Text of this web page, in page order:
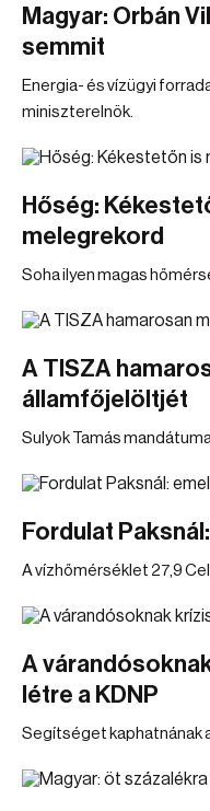
Magyar: Orbán
semmit
Energia- és vízügyi
miniszterelnök.
Hőség:
melegrekord
Soha ilyen magas
A TISZA
államfőjelöltjét
Sulyok Tamás
Fordulat
A vízhőmérséklet 27,9
A
létre a KDNP
Segítséget kaphatnának